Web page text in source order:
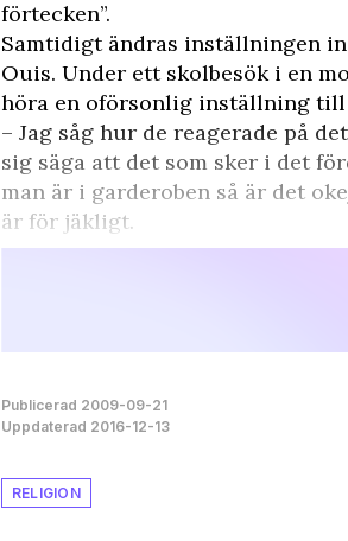
förtecken”.
Samtidigt ändras inställningen
Ouis. Under ett skolbesök i en
höra en oförsonlig inställning
– Jag såg hur de reagerade på
sig säga att det som sker i det
man är i garderoben så är det
är för jäkligt.
Publicerad 2009-09-21
Uppdaterad 2016-12-13
RELIGION